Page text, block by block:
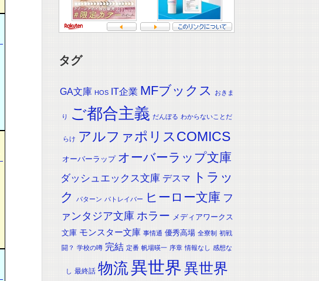
タグ
GA文庫 HOS IT企業 MFブックス おきま
り ご都合主義 だんぼる わからないことだ
らけ アルファポリスCOMICS
オーバーラップ オーバーラップ文庫
ダッシュエックス文庫 デスマ
トラッ
ク
パターン パトレイバー ヒーロー文庫 フ
ァンタジア文庫 ホラー メディアワークス
文庫 モンスター文庫 事情通 優秀高場 全寮制 初戦
闘？ 学校の噂 完結 定番 帆場暎一 序章 情報なし 感想な
し 最終話 物流異世界異世界